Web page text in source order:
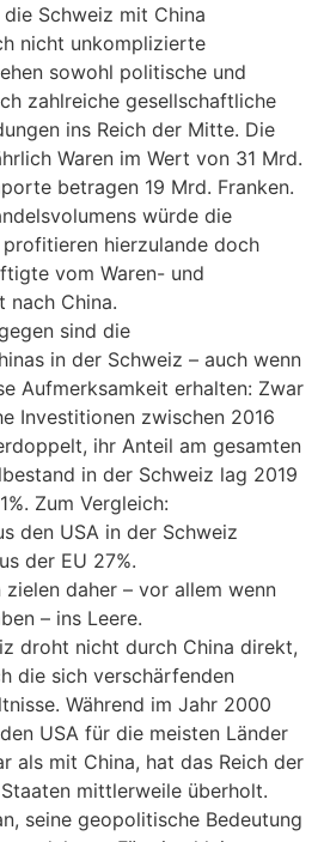
Schweiz mit China
nicht unkomplizierte
sowohl politische und
zahlreiche gesellschaftliche
ins Reich der Mitte. Die
Waren im Wert von 31 Mrd.
betragen 19 Mrd. Franken.
würde die
hierzulande doch
vom Waren- und
nach China.
sind die
in der Schweiz – auch wenn
Aufmerksamkeit erhalten: Zwar
Investitionen zwischen 2016
ihr Anteil am gesamten
in der Schweiz lag 2019
Zum Vergleich:
den USA in der Schweiz
der EU 27%.
daher – vor allem wenn
– ins Leere.
droht nicht durch China direkt,
die sich verschärfenden
Während im Jahr 2000
USA für die meisten Länder
als mit China, hat das Reich der
mittlerweile überholt.
seine geopolitische Bedeutung